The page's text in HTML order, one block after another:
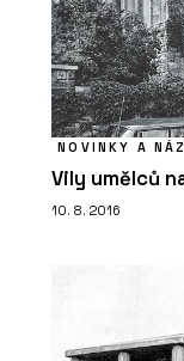
NOVINKY A
Vily umělců
10. 8. 2016